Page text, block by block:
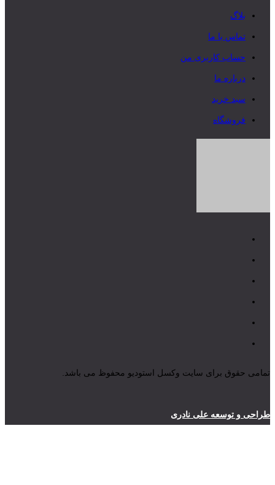
بلاگ
تماس با ما
حساب کاربری من
درباره ما
سبد خرید
فروشگاه
تمامی حقوق برای سایت وکسل استودیو محفوظ می باشد.
طراحی و توسعه علی نادری